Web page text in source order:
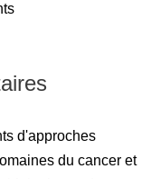
d'approches
du cancer et